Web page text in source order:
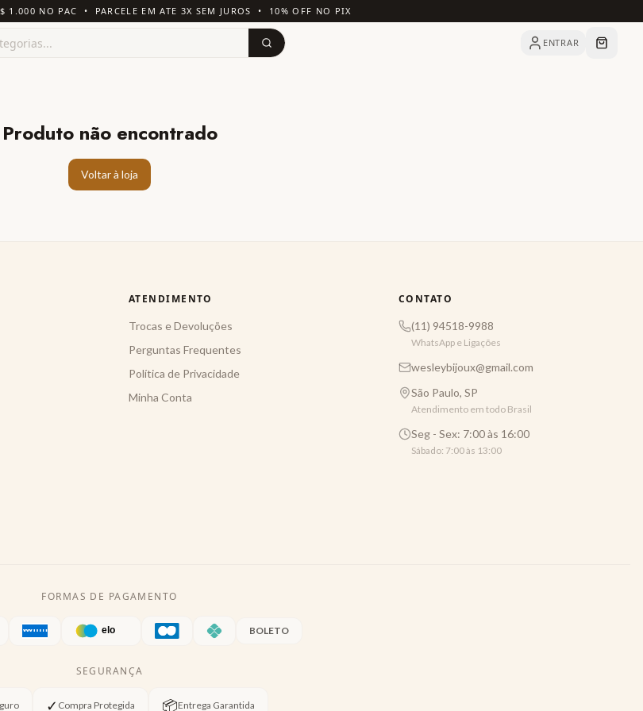
1.000 NO PAC • PARCELE EM ATE 3X SEM JUROS • 10% OFF NO PIX
ENTRAR
Produto não encontrado
Voltar à loja
ATENDIMENTO
Trocas e Devoluções
Perguntas Frequentes
Política de Privacidade
Minha Conta
CONTATO
(11) 94518-9988
WhatsApp e Ligações
wesleybijoux@gmail.com
São Paulo, SP
Atendimento em todo Brasil
Seg - Sex: 7:00 às 16:00
Sábado: 7:00 às 13:00
FORMAS DE PAGAMENTO
BOLETO
SEGURANÇA
✓ Compra Protegida 📦Entrega Garantida